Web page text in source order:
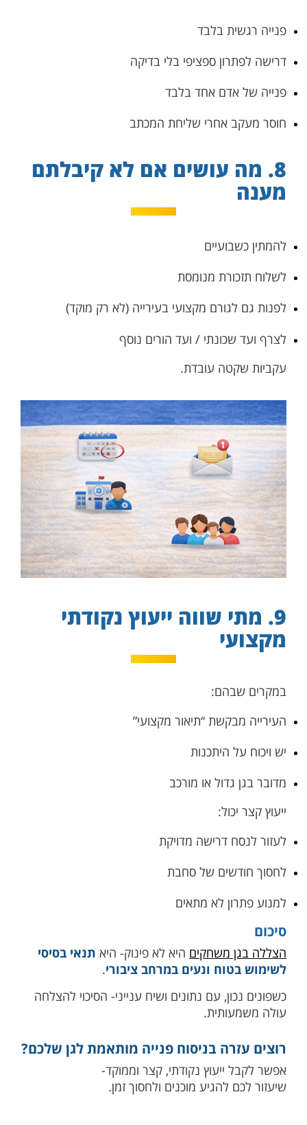
פנייה רגשית בלבד
דרישה לפתרון ספציפי בלי בדיקה
פנייה של אדם אחד בלבד
חוסר מעקב אחרי שליחת המכתב
8. מה עושים אם לא קיבלתם
מענה
להמתין כשבועיים
לשלוח תזכורת מנומסת
לפנות גם לגורם מקצועי בעירייה (לא רק מוקד)
לצרף ועד שכונתי / ועד הורים נוסף
עקביות שקטה עובדת.
9. מתי שווה ייעוץ נקודתי
מקצועי
במקרים שבהם:
העירייה מבקשת “תיאור מקצועי”
יש ויכוח על היתכנות
מדובר בגן גדול או מורכב
ייעוץ קצר יכול:
לעזור לנסח דרישה מדויקת
לחסוך חודשים של סחבת
למנוע פתרון לא מתאים
סיכום
הצללה בגן משחקים היא לא פינוק- היא תנאי בסיסי
לשימוש בטוח ונעים במרחב ציבורי.
כשפונים נכון, עם נתונים ושיח ענייני- הסיכוי להצלחה
עולה משמעותית.
רוצים עזרה בניסוח פנייה מותאמת לגן שלכם?
אפשר לקבל ייעוץ נקודתי, קצר וממוקד-
שיעזור לכם להגיע מוכנים ולחסוך זמן.